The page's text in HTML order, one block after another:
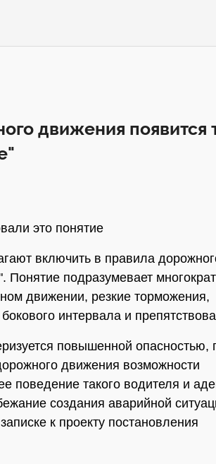
движения появится
это понятие
включить в правила
Понятие подразумевает
движении, резкие торможения,
интервала и
повышенной опасностью,
движения возможности
поведение такого водителя и
создания аварийной
к проекту постановления